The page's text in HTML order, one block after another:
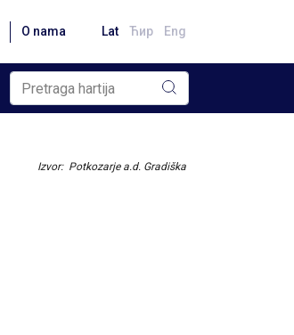
O nama Lat Ћир Eng
Izvor: Potkozarje a.d. Gradiška